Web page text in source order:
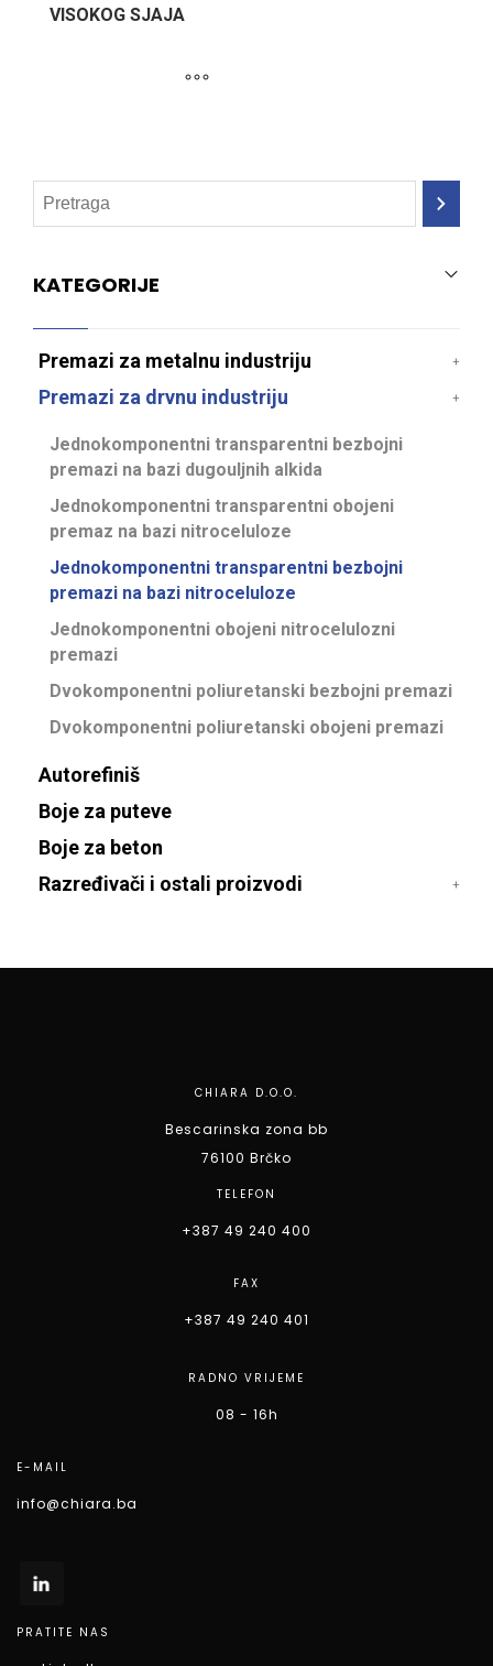
VISOKOG SJAJA
KATEGORIJE
Premazi za metalnu industriju
Premazi za drvnu industriju
Jednokomponentni transparentni bezbojni
premazi na bazi dugouljnih alkida
Jednokomponentni transparentni obojeni
premaz na bazi nitroceluloze
Jednokomponentni transparentni bezbojni
premazi na bazi nitroceluloze
Jednokomponentni obojeni nitrocelulozni
premazi
Dvokomponentni poliuretanski bezbojni premazi
Dvokomponentni poliuretanski obojeni premazi
Autorefiniš
Boje za puteve
Boje za beton
Razređivači i ostali proizvodi
CHIARA D.O.O.
Bescarinska zona bb
76100 Brčko
TELEFON
+387 49 240 400
FAX
+387 49 240 401
RADNO VRIJEME
08 - 16h
E-MAIL
info@chiara.ba
PRATITE NAS